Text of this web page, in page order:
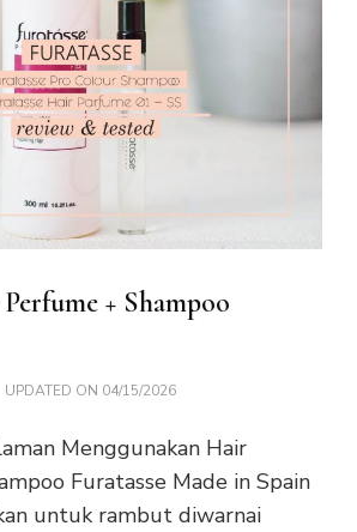
+ Shampoo
UPDATED ON 04/15/2026
Menggunakan Hair
Furatasse Made in Spain
untuk rambut diwarnai